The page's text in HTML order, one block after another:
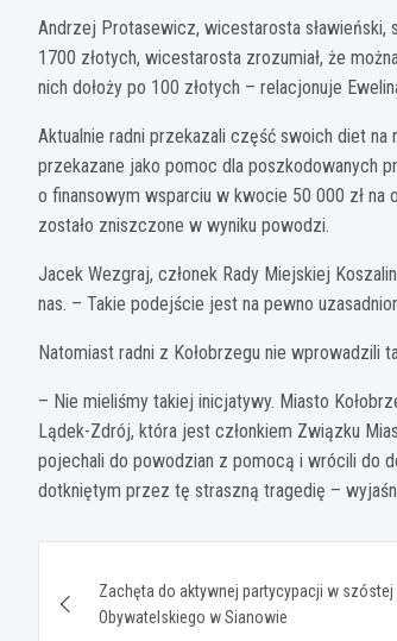
Andrzej Protasewicz, wicestarosta sławieński,
1700 złotych, wicestarosta zrozumiał, że
nich dołoży po 100 złotych – relacjonuje
Aktualnie radni przekazali część swoich diet
przekazane jako pomoc dla poszkodowanych
o finansowym wsparciu w kwocie 50 000 zł
zostało zniszczone w wyniku powodzi.
Jacek Wezgraj, członek Rady Miejskiej
nas. – Takie podejście jest na pewno
Natomiast radni z Kołobrzegu nie wprowadzili
– Nie mieliśmy takiej inicjatywy. Miasto
Lądek-Zdrój, która jest członkiem Związku
pojechali do powodzian z pomocą i wrócili do
dotkniętym przez tę straszną tragedię –
wpisu
Zachęta do aktywnej partycypacji w szóstej
Obywatelskiego w Sianowie